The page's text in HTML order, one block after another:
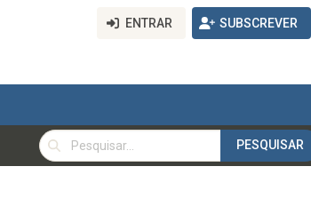
ENTRAR SUBSCREVER
PESQUISAR
PESQUISAR